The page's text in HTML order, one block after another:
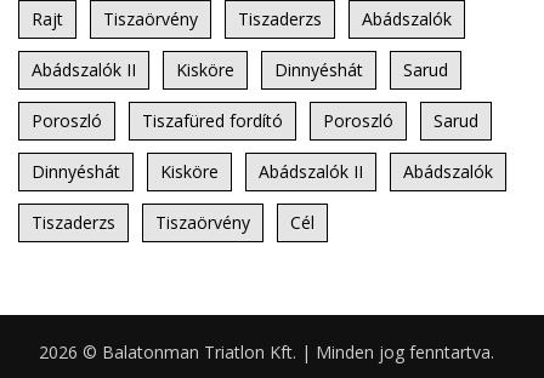
Rajt Tiszaörvény Tiszaderzs Abádszalók
Abádszalók II Kisköre Dinnyéshát Sarud
Poroszló Tiszafüred fordító Poroszló Sarud
Dinnyéshát Kisköre Abádszalók II Abádszalók
Tiszaderzs Tiszaörvény Cél
2026 © Balatonman Triatlon Kft. | Minden jog fenntartva.